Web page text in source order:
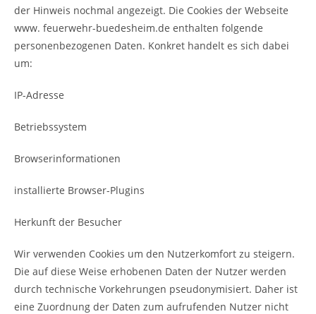
der Hinweis nochmal angezeigt. Die Cookies der Webseite
www. feuerwehr-buedesheim.de enthalten folgende
personenbezogenen Daten. Konkret handelt es sich dabei
um:
IP-Adresse
Betriebssystem
Browserinformationen
installierte Browser-Plugins
Herkunft der Besucher
Wir verwenden Cookies um den Nutzerkomfort zu steigern.
Die auf diese Weise erhobenen Daten der Nutzer werden
durch technische Vorkehrungen pseudonymisiert. Daher ist
eine Zuordnung der Daten zum aufrufenden Nutzer nicht